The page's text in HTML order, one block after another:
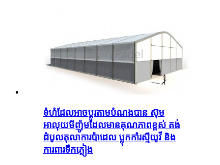
ទំហំដែលអាចប្ដូរតាមបំណងបាន ស៊ុម
អាលុយមីញ៉ូមដែលមានគុណភាពខ្ពស់ តង់
ដំបូលតុលាការប៉ាដេល ប្លុកកាំរស្មីយូវី និង
ការពារទឹកភ្លៀង